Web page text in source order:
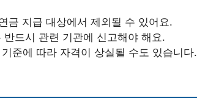
금 지급 대상에서 제외될 수 있어요.
드시 관련 기관에 신고해야 해요.
준에 따라 자격이 상실될 수도 있습니다.